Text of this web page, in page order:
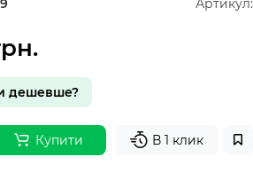
Артикул:
дешевше?
Купити В 1 клик